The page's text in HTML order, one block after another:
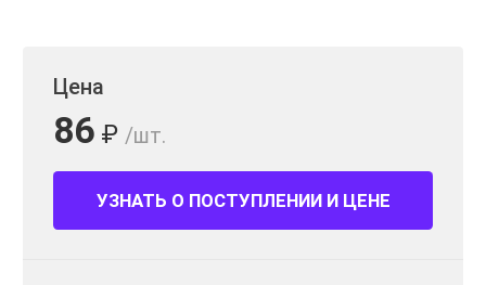
Цена
86 ₽ /шт.
УЗНАТЬ О ПОСТУПЛЕНИИ И ЦЕНЕ